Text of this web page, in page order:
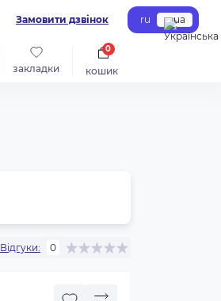
Замовити дзвінок ru ua
закладки кошик
0
Відгуки: 0